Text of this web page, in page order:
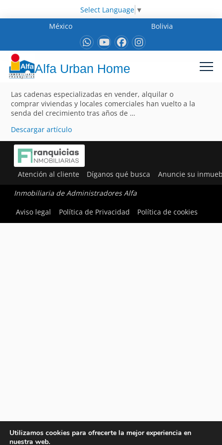
Select Language ▼
México
Bolivia
Alfa Urban Home
Las cadenas especializadas en vender, alquilar o
comprar viviendas y locales comerciales han vuelto a la
senda del crecimiento tras años de …
Descargar artículo
Atención al cliente Díganos qué busca Anuncie su
Inmobiliaria de Administradores Alfa
Aviso legal
Política de Privacidad Política de cookies
Utilizamos cookies para ofrecerte la mejor experiencia en
nuestra web.